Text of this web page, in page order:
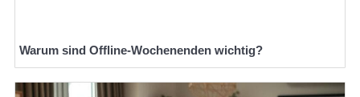
Warum sind Offline-Wochenenden wichtig?